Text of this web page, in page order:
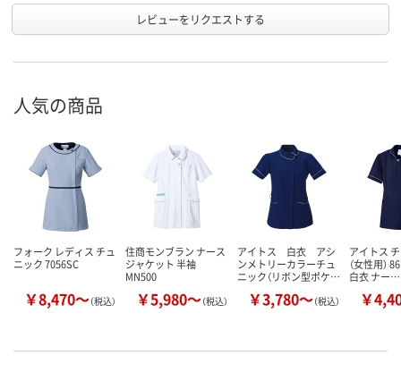
レビューをリクエストする
人気の商品
フォーク レディス チュ
ニック 7056SC
￥8,470～（税込）
住商モンブラン ナース
ジャケット 半袖
MN500
￥5,980～（税込）
アイトス 白衣 アシ
ンメトリーカラーチュ
ニック（リボン型ポケ…
￥3,780～（税込）
アイトス
（女性用）
白衣 ナー…
￥